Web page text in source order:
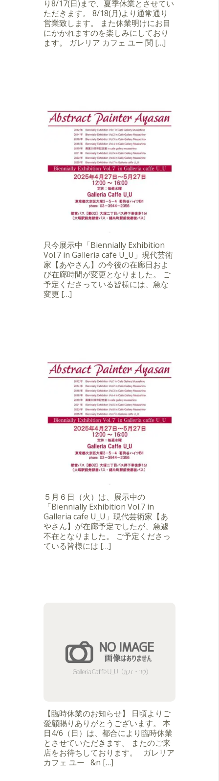
り8/17(日)まで、夏季休業とさせてい
ただきます。 8/18(月)より通常通り
営業致します。 また休業明けにお目
にかかれますのを楽しみにしており
ます。 ガレリア カフェ ユー 関 […]
只今展示中「Biennially Exhibition
Vol.7 in Galleria cafe U_U」現代芸術
家【あやさん】の今後の在廊日およ
び在廊時間が変更となりました。 ご
予定くださっている皆様には、急な
変更 […]
５月６日（火）は、展示中の
「Biennially Exhibition Vol.7 in
Galleria cafe U_U」現代芸術家【あ
やさん】が在廊予定でしたが、急遽
不在となりました。 ご予定くださっ
ている皆様には […]
【臨時休業のお知らせ】 日頃よりご
愛顧賜りありがとうございます。 本
日4/6（日）は、都合により臨時休業
とさせていただきます。 またのご来
店をお待ちしております。 ガレリア
カフェ ユー &n […]